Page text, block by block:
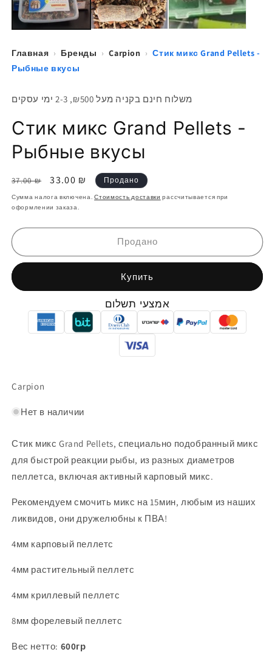
Главная › Бренды › Carpion › Стик микс Grand Pellets -
Рыбные вкусы
משלוח חינם בקניה מעל ₪500, 2-3 ימי עסקים
Стик микс Grand Pellets -
Рыбные вкусы
Обычная
цена
37.00 ₪
Цена
со
скидкой
33.00 ₪ Продано
Сумма налога включена.Стоимость доставки рассчитывается при
оформлении заказа.
Продано
Купить
אמצעי תשלום
Carpion
Нет в наличии
Стик микс Grand Pellets, специально подобранный микс
для быстрой реакции рыбы, из разных диаметров
пеллетса, включая активный карповый микс.
Рекомендуем смочить микс на 15мин, любым из наших
ликвидов, они дружелюбны к ПВА!
4мм карповый пеллетс
4мм растительный пеллетс
4мм криллевый пеллетс
8мм форелевый пеллетс
Вес нетто: 600гр